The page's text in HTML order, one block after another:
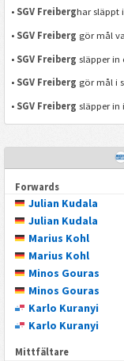
• SGV Freiberghar släppt
• SGV Freiberg gör mål
• SGV Freiberg släpper in
• SGV Freiberg gör mål i
• SGV Freiberg släpper in
Forwards
Julian Kudala
Julian Kudala
Marius Kohl
Marius Kohl
Minos Gouras
Minos Gouras
Karlo Kuranyi
Karlo Kuranyi
Mittfältare